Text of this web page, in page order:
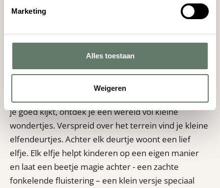
Marketing
Alles toestaan
Weigeren
Circus Snor 13 augustus
bij de animatieruimte.
Elfjesroute
Op Camping Torentjeshoek ligt iets bijzonders
je goed kijkt, ontdek je een wereld vol kleine
wondertjes. Verspreid over het terrein vind je kleine
elfendeurtjes. Achter elk deurtje woont een lief
elfje. Elk elfje helpt kinderen op een eigen manier
en laat een beetje magie achter - een zachte
fonkelende fluistering – een klein versje speciaal